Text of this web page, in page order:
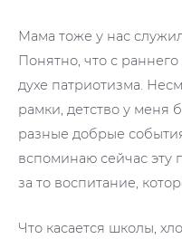
Мама тоже у нас
Понятно, что с
духе патриотизма.
рамки, детство у меня
разные добрые
вспоминаю сейчас эту
за то воспитание,
Что касается школы,